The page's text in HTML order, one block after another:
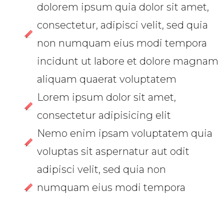
dolorem ipsum quia dolor sit amet,
consectetur, adipisci velit, sed quia
non numquam eius modi tempora
incidunt ut labore et dolore magnam
aliquam quaerat voluptatem
Lorem ipsum dolor sit amet,
consectetur adipisicing elit
Nemo enim ipsam voluptatem quia
voluptas sit aspernatur aut odit
adipisci velit, sed quia non
numquam eius modi tempora